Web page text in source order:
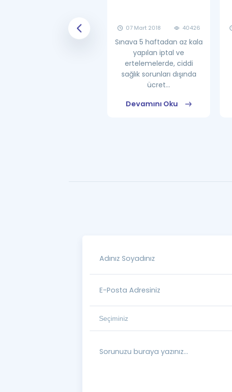
25862 07 Mart 2018 40426
Sınava 5 haftadan az kala
yapılan iptal ve
ertelemelerde, ciddi
sağlık sorunları dışında
ücret...
Devamını Oku